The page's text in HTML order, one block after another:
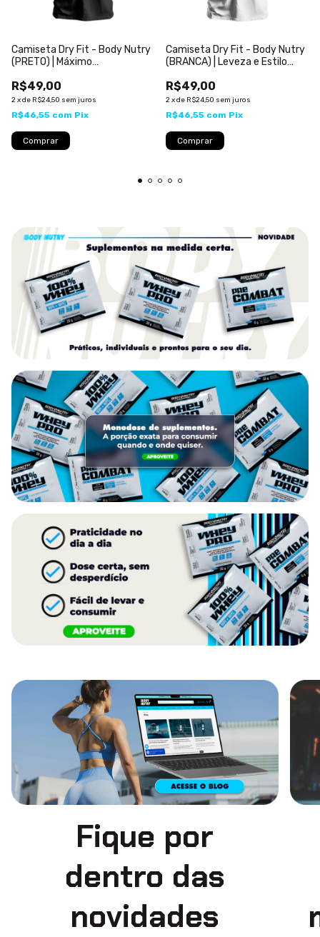
Camiseta Dry Fit - Body Nutry
(PRETO) | Máximo
Fitness
R$49,00
2xde R$24,50 sem juros
R$46,55 com Pix
Comprar
Camiseta Dry Fit - Body Nutry
(BRANCA) | Leveza e Estilo
R$49,00
2xde R$24,50 sem juros
R$46,55 com Pix
Comprar
Fique por
dentro das
novidades